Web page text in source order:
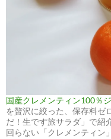
国産クレメンティン100％
を贅沢に絞った、保存料ゼ
だ！生です旅サラダ」で紹
回らない「クレメンティン